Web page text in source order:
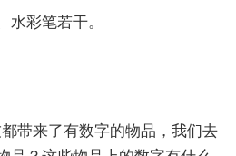
水彩笔若干。
带来了有数字的物品，我们去